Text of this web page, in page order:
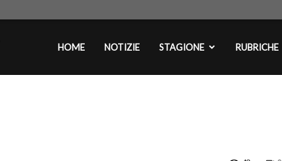
Oplontini.comHOME NOTIZIE STAGIONE RUBRICHE